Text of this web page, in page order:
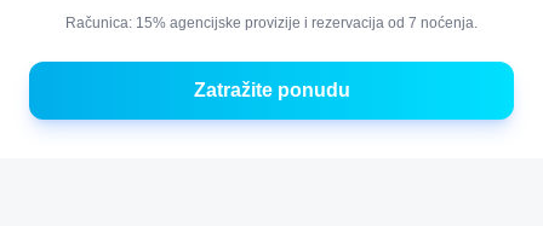
Računica: 15% agencijske provizije i rezervacija od 7 noćenja.
Zatražite ponudu